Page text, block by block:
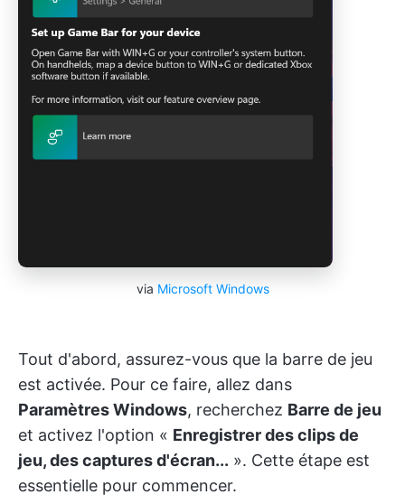
via Microsoft Windows
Tout d'abord, assurez-vous que la barre de jeu
est activée. Pour ce faire, allez dans
Paramètres Windows, recherchez Barre de jeu
et activez l'option « Enregistrer des clips de
jeu, des captures d'écran... ». Cette étape est
essentielle pour commencer.